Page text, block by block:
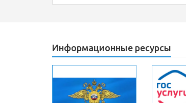
Информационные ресурсы